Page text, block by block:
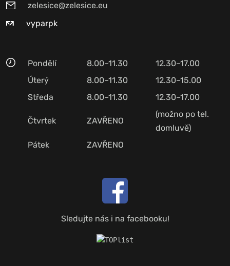
zelesice@zelesice.eu
vyparpk
Pondělí 8.00–11.30
12.30–17.00
Úterý
8.00–11.30
12.30–15.00
Středa
8.00–11.30 12.30–17.00
Čtvrtek ZAVŘENO
(možno po tel.
domluvě)
Pátek
ZAVŘENO
Sledujte nás i na facebooku!